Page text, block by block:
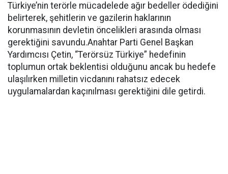
Türkiye’nin terörle mücadelede ağır bedeller ödediğini
belirterek, şehitlerin ve gazilerin haklarının
korunmasının devletin öncelikleri arasında olması
gerektiğini savundu.Anahtar Parti Genel Başkan
Yardımcısı Çetin, “Terörsüz Türkiye” hedefinin
toplumun ortak beklentisi olduğunu ancak bu hedefe
ulaşılırken milletin vicdanını rahatsız edecek
uygulamalardan kaçınılması gerektiğini dile getirdi.